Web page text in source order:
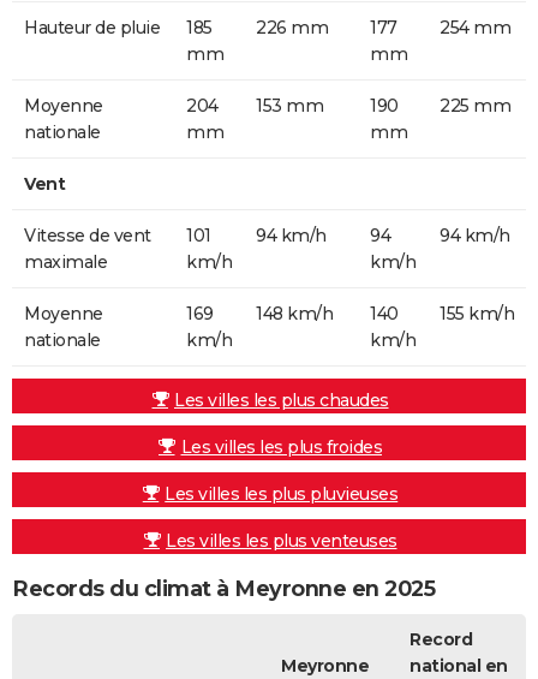
Hauteur de pluie
185
mm
226 mm
177
mm
254 mm
Moyenne
nationale
204
mm
153 mm
190
mm
225 mm
Vent
Vitesse de vent
maximale
101
km/h
94 km/h
94
km/h
94 km/h
Moyenne
nationale
169
km/h
148 km/h
140
km/h
155 km/h
Les villes les plus chaudes
Les villes les plus froides
Les villes les plus pluvieuses
Les villes les plus venteuses
Records du climat à Meyronne en 2025
Meyronne
Record
national en